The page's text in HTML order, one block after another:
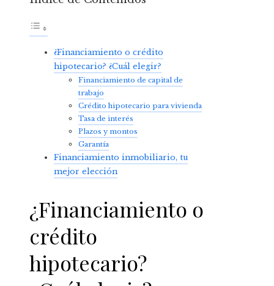
¿Financiamiento o crédito
hipotecario? ¿Cuál elegir?
Financiamiento de capital de
trabajo
Crédito hipotecario para vivienda
Tasa de interés
Plazos y montos
Garantía
Financiamiento inmobiliario, tu
mejor elección
¿Financiamiento o
crédito
hipotecario?